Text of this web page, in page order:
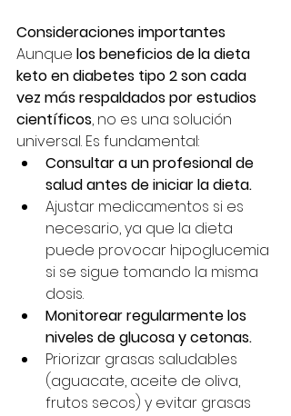
Consideraciones importantes
Aunque los beneficios de la dieta
keto en diabetes tipo 2 son cada
vez más respaldados por estudios
científicos, no es una solución
universal. Es fundamental:
Consultar a un profesional de
salud antes de iniciar la dieta.
Ajustar medicamentos si es
necesario, ya que la dieta
puede provocar hipoglucemia
si se sigue tomando la misma
dosis.
Monitorear regularmente los
niveles de glucosa y cetonas.
Priorizar grasas saludables
(aguacate, aceite de oliva,
frutos secos) y evitar grasas